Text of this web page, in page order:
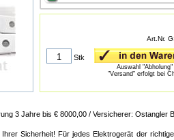
Art.Nr.
Stk
Auswahl "Abholung"
"Versand" erfolgt bei
3 Jahre bis € 8000,00 / Versicherer: Ostangler
Sicherheit! Für jedes Elektrogerät der